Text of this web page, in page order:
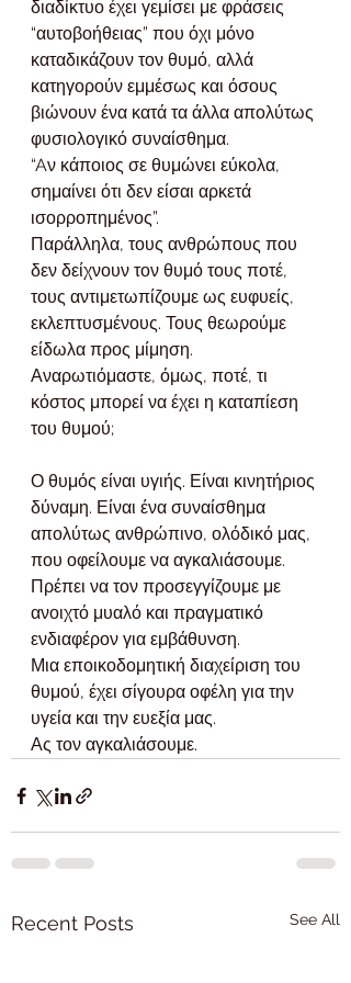
διαδίκτυο έχει γεμίσει με φράσεις
“αυτοβοήθειας” που όχι μόνο
καταδικάζουν τον θυμό, αλλά
κατηγορούν εμμέσως και όσους
βιώνουν ένα κατά τα άλλα απολύτως
φυσιολογικό συναίσθημα.
“Aν κάποιος σε θυμώνει εύκολα,
σημαίνει ότι δεν είσαι αρκετά
ισορροπημένος”.
Παράλληλα, τους ανθρώπους που
δεν δείχνουν τον θυμό τους ποτέ,
τους αντιμετωπίζουμε ως ευφυείς,
εκλεπτυσμένους. Τους θεωρούμε
είδωλα προς μίμηση.
Αναρωτιόμαστε, όμως, ποτέ, τι
κόστος μπορεί να έχει η καταπίεση
του θυμού;
Ο θυμός είναι υγιής. Είναι κινητήριος
δύναμη. Είναι ένα συναίσθημα
απολύτως ανθρώπινο, ολόδικό μας,
που οφείλουμε να αγκαλιάσουμε.
Πρέπει να τον προσεγγίζουμε με
ανοιχτό μυαλό και πραγματικό
ενδιαφέρον για εμβάθυνση.
Μια εποικοδομητική διαχείριση του
θυμού, έχει σίγουρα οφέλη για την
υγεία και την ευεξία μας.
Ας τον αγκαλιάσουμε.
Recent Posts See All